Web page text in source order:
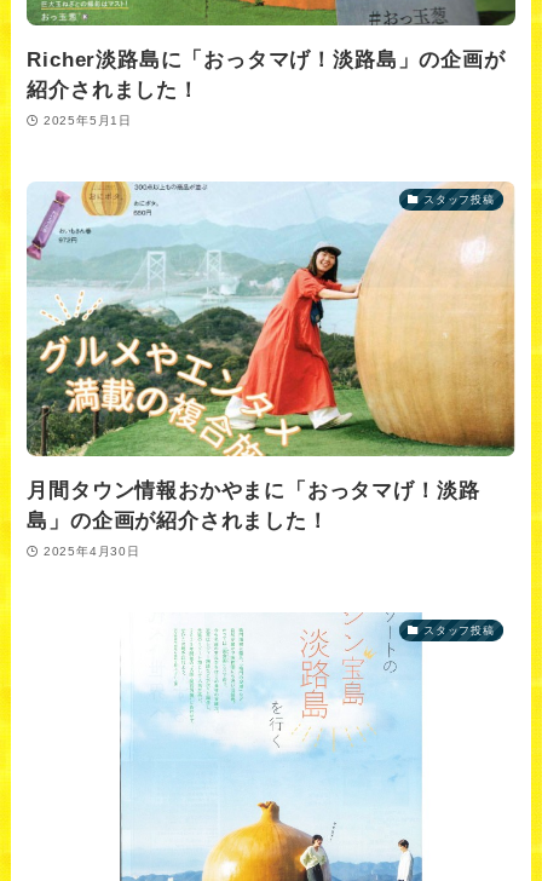
Richer淡路島に「おっタマげ！淡路島」の企画が
紹介されました！
2025年5月1日
スタッフ投稿
月間タウン情報おかやまに「おっタマげ！淡路
島」の企画が紹介されました！
2025年4月30日
スタッフ投稿